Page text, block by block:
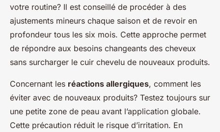
votre routine? Il est conseillé de procéder à des
ajustements mineurs chaque saison et de revoir en
profondeur tous les six mois. Cette approche permet
de répondre aux besoins changeants des cheveux
sans surcharger le cuir chevelu de nouveaux produits.
Concernant les réactions allergiques, comment les
éviter avec de nouveaux produits? Testez toujours sur
une petite zone de peau avant l’application globale.
Cette précaution réduit le risque d’irritation. En